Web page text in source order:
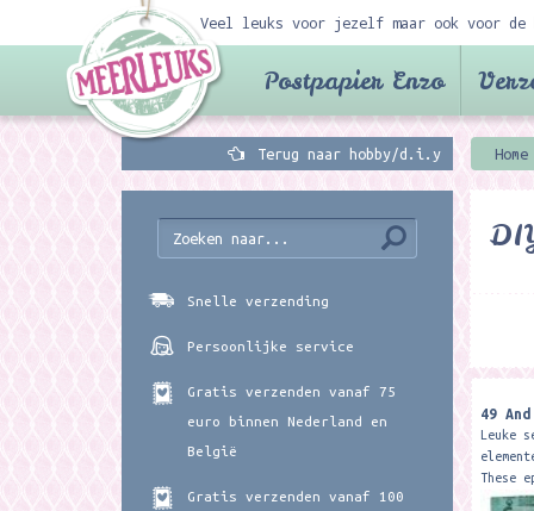
Veel leuks voor jezelf maar ook voor de
Postpapier Enzo
Terug naar hobby/d.i.y Home
49
Leuke
These
Snelle verzending
Persoonlijke service
Gratis verzenden vanaf 75
euro binnen Nederland en
België
Gratis verzenden vanaf 100